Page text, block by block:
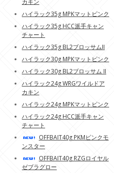
ハイラック35g MPKマットピンク
ハイラック35g HCC派手キャン
チャート
ハイラック35g BL2ブロッサムII
ハイラック30g MPKマットピンク
ハイラック30g BL2ブロッサム II
ハイラック24g WRGワイルドア
カキン
ハイラック24g MPKマットピンク
ハイラック24g HCC派手キャン
チャート
OFFBAIT40g PKMピンクモ
ンスター
OFFBAIT40g RZGロイヤル
ゼブラグロー